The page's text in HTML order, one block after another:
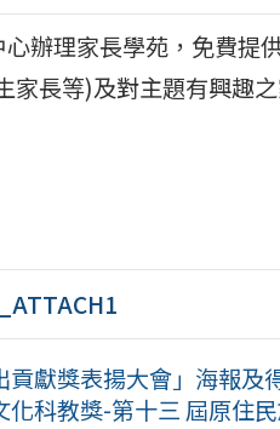
辦理家長學苑，免費提
長等)及對主題有興趣
貢獻獎表揚大會」海報及
科教獎-第十三 屆原住